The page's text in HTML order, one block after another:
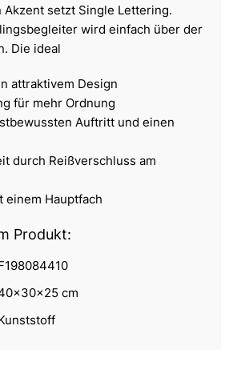
Akzent setzt Single Lettering.
wird einfach über der
Die ideal
attraktivem Design
für mehr Ordnung
Auftritt und einen
durch Reißverschluss am
einem Hauptfach
Produkt:
cm